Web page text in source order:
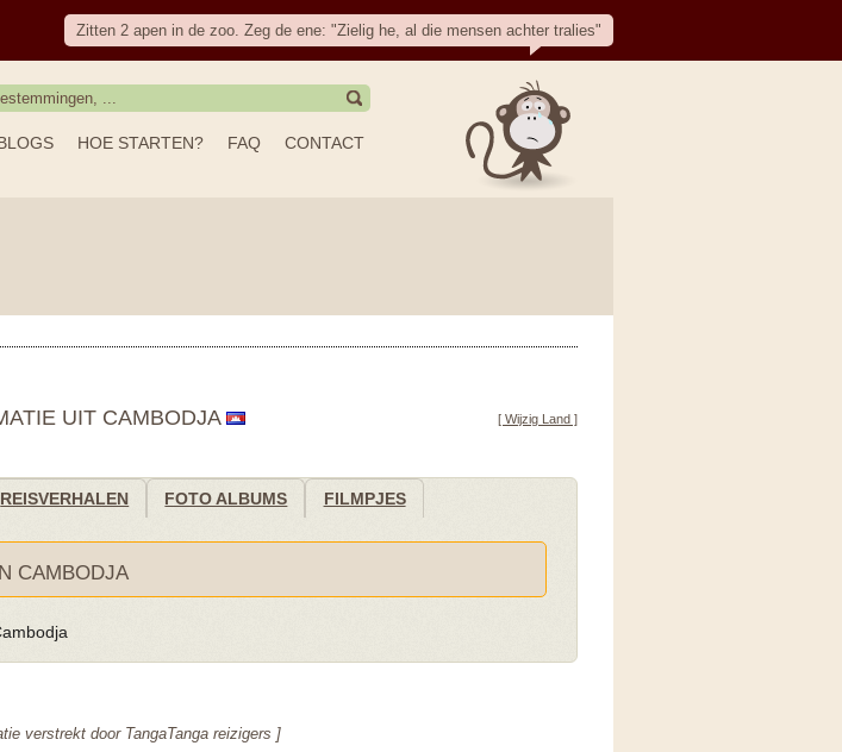
Zitten 2 apen in de zoo. Zeg de ene: "Zielig he, al die mensen achter tralies"
HOE STARTEN? FAQ CONTACT
UIT CAMBODJA [ Wijzig Land ]
REISVERHALEN FOTO ALBUMS FILMPJES
CAMBODJA
verstrekt door TangaTanga reizigers ]